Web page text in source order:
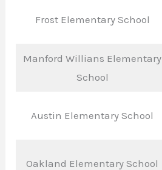
Frost Elementary School
Manford Willians Elementary
School
Austin Elementary School
Oakland Elementary School